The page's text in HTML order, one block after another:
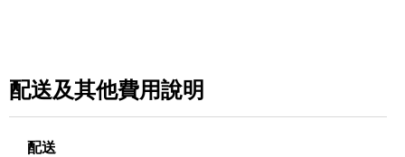
配送及其他費用說明
配送